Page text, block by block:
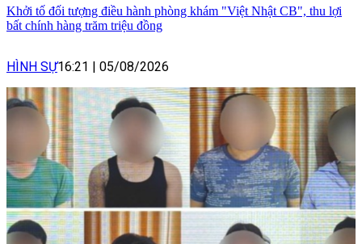
Khởi tố đối tượng điều hành phòng khám "Việt Nhật CB", thu lợi
bất chính hàng trăm triệu đồng
HÌNH SỰ16:21 | 05/08/2026